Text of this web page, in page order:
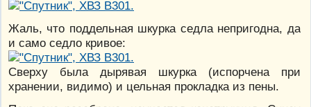
Жаль, что поддельная шкурка седла непригодна, да
и само седло кривое:
Сверху была дырявая шкурка (испорчена при
хранении, видимо) и цельная прокладка из пены.